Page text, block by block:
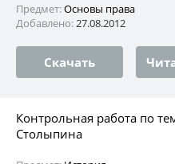
Предмет:Основы права
Добавлено:27.08.2012
Скачать
Контрольная работа по
Столыпина